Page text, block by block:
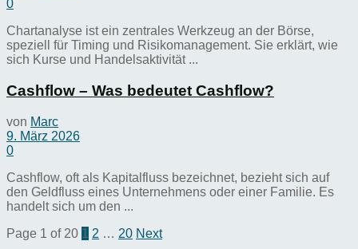
0
Chartanalyse ist ein zentrales Werkzeug an der Börse,
speziell für Timing und Risikomanagement. Sie erklärt, wie
sich Kurse und Handelsaktivität ...
Cashflow – Was bedeutet Cashflow?
von Marc
9. März 2026
0
Cashflow, oft als Kapitalfluss bezeichnet, bezieht sich auf
den Geldfluss eines Unternehmens oder einer Familie. Es
handelt sich um den ...
Page 1 of 20 1 2 … 20 Next